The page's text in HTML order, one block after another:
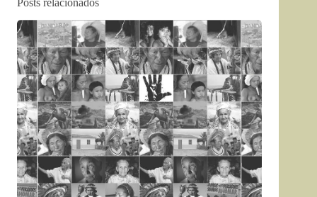
Posts relacionados